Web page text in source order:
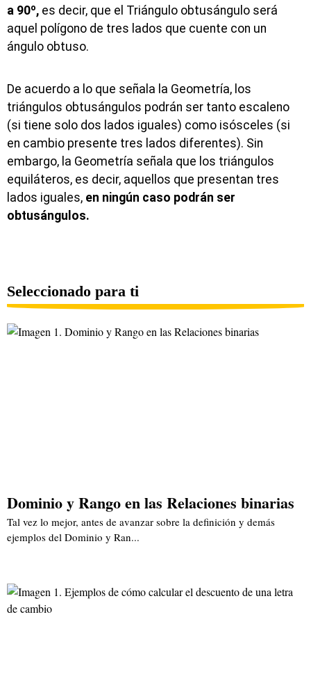
a 90º, es decir, que el Triángulo obtusángulo será
aquel polígono de tres lados que cuente con un
ángulo obtuso.
De acuerdo a lo que señala la Geometría, los
triángulos obtusángulos podrán ser tanto escaleno
(si tiene solo dos lados iguales) como isósceles (si
en cambio presente tres lados diferentes). Sin
embargo, la Geometría señala que los triángulos
equiláteros, es decir, aquellos que presentan tres
lados iguales, en ningún caso podrán ser
obtusángulos.
Seleccionado para ti
Dominio y Rango en las Relaciones binarias
Tal vez lo mejor, antes de avanzar sobre la definición y demás
ejemplos del Dominio y Ran...